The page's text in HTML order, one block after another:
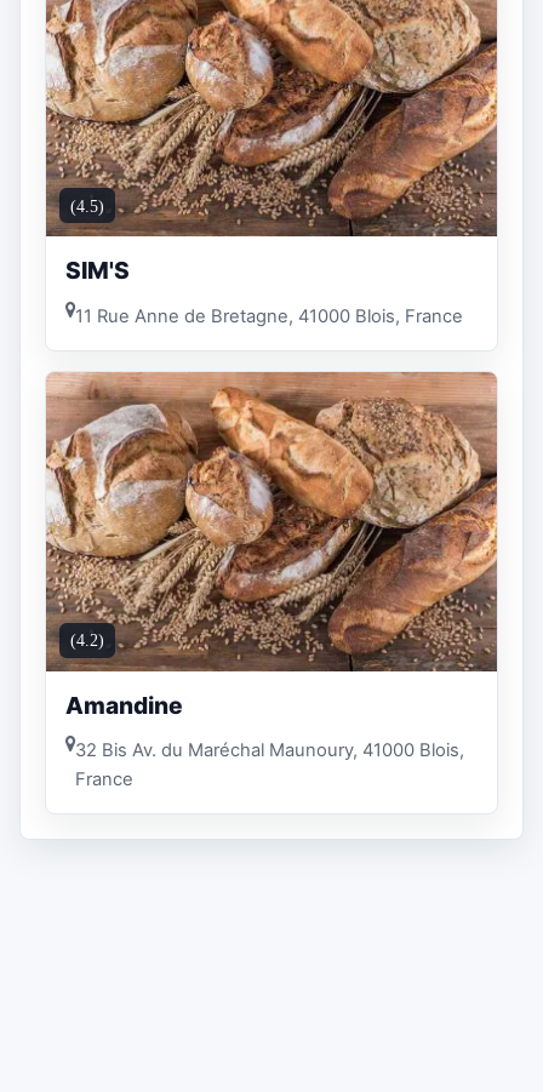
(4.5)
SIM'S
11 Rue Anne de Bretagne, 41000 Blois, France
(4.2)
Amandine
32 Bis Av. du Maréchal Maunoury, 41000 Blois,
France